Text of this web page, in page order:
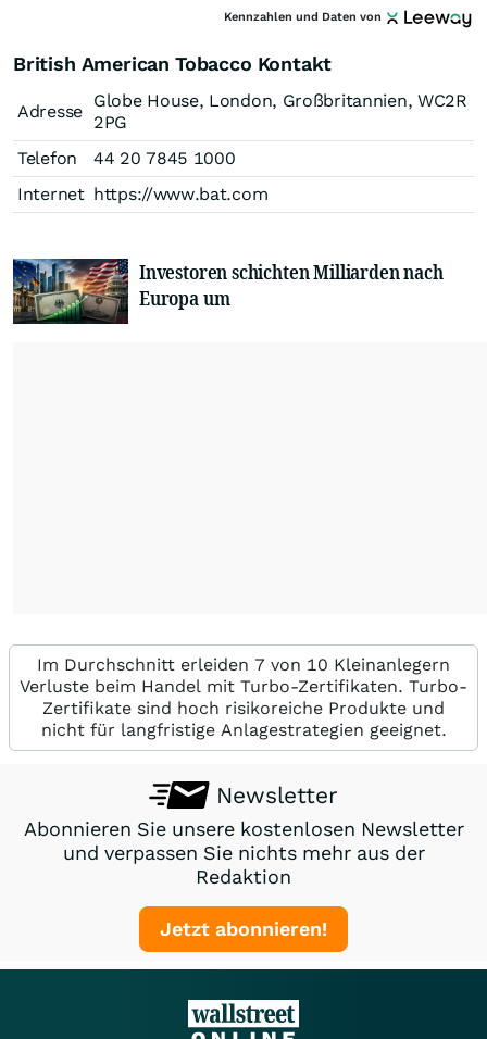
Kennzahlen und Daten von
British American Tobacco Kontakt
Adresse
Globe House, London, Großbritannien, WC2R
2PG
Telefon
44 20 7845 1000
Internet https://www.bat.com
Investoren schichten Milliarden nach
Europa um
Im Durchschnitt erleiden 7 von 10 Kleinanlegern
Verluste beim Handel mit Turbo-Zertifikaten. Turbo-
Zertifikate sind hoch risikoreiche Produkte und
nicht für langfristige Anlagestrategien geeignet.
Newsletter
Abonnieren Sie unsere kostenlosen Newsletter
und verpassen Sie nichts mehr aus der
Redaktion
Jetzt abonnieren!